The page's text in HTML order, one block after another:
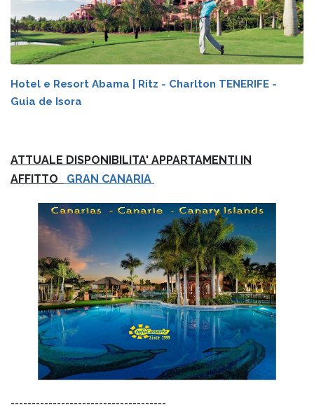
Hotel e Resort Abama | Ritz - Charlton TENERIFE -
Guia de Isora
ATTUALE DISPONIBILITA' APPARTAMENTI IN
AFFITTO
GRAN CANARIA
-------------------------------------